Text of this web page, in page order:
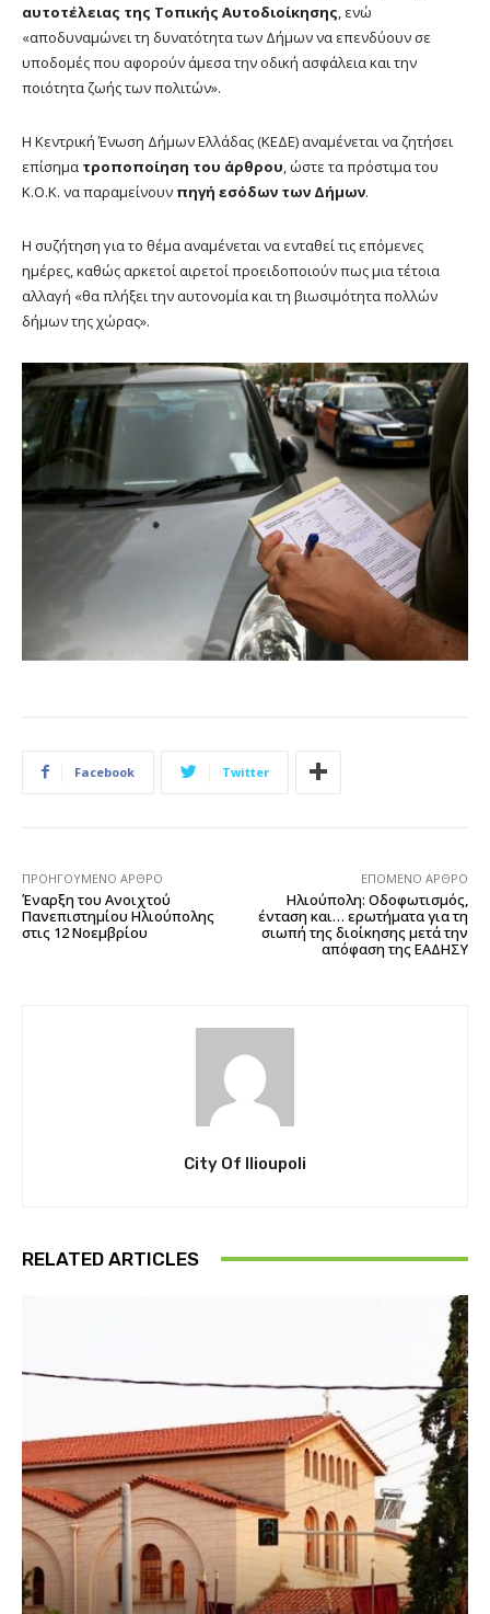
αυτοτέλειας της Τοπικής Αυτοδιοίκησης, ενώ
«αποδυναμώνει τη δυνατότητα των Δήμων να επενδύουν σε
υποδομές που αφορούν άμεσα την οδική ασφάλεια και την
ποιότητα ζωής των πολιτών».
Η Κεντρική Ένωση Δήμων Ελλάδας (ΚΕΔΕ) αναμένεται να ζητήσει
επίσημα τροποποίηση του άρθρου, ώστε τα πρόστιμα του
Κ.Ο.Κ. να παραμείνουν πηγή εσόδων των Δήμων.
Η συζήτηση για το θέμα αναμένεται να ενταθεί τις επόμενες
ημέρες, καθώς αρκετοί αιρετοί προειδοποιούν πως μια τέτοια
αλλαγή «θα πλήξει την αυτονομία και τη βιωσιμότητα πολλών
δήμων της χώρας».
Facebook Twitter
ΠΡΟΗΓΟΎΜΕΝΟ ΆΡΘΡΟ
Έναρξη του Ανοιχτού
Πανεπιστημίου Ηλιούπολης
στις 12 Νοεμβρίου
ΕΠΌΜΕΝΟ ΆΡΘΡΟ
Ηλιούπολη: Οδοφωτισμός,
ένταση και… ερωτήματα για τη
σιωπή της διοίκησης μετά την
απόφαση της ΕΑΔΗΣΥ
City Of Ilioupoli
RELATED ARTICLES